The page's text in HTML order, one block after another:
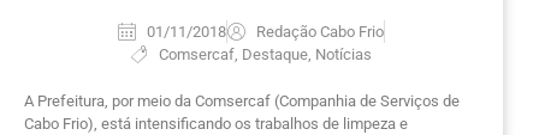
01/11/2018
Redação Cabo Frio
Comsercaf Destaque Notícias
A Prefeitura, por meio da Comsercaf (Companhia de Serviços de
Cabo Frio), está intensificando os trabalhos de limpeza e